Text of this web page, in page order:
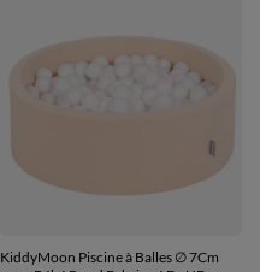
KiddyMoon Piscine à Balles ∅ 7Cm